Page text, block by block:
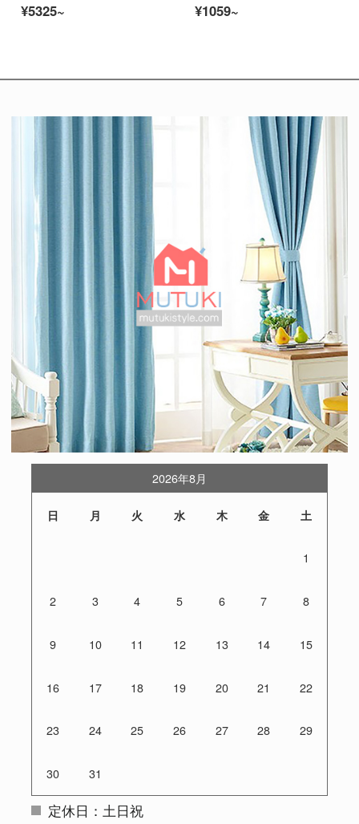
¥5325~
¥1059~
2026年8月
日 月 火 水 木 金 土
1
2 3 4 5 6 7 8
9 10 11 12 13 14 15
16 17 18 19 20 21 22
23 24 25 26 27 28 29
30 31
定休日：土日祝